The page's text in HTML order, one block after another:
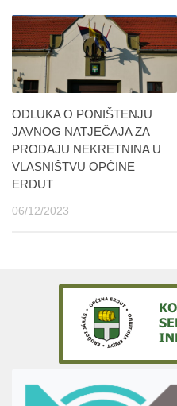
ODLUKA O PONIŠTENJU
JAVNOG NATJEČAJA ZA
PRODAJU NEKRETNINA U
VLASNIŠTVU OPĆINE
ERDUT
06/12/2023